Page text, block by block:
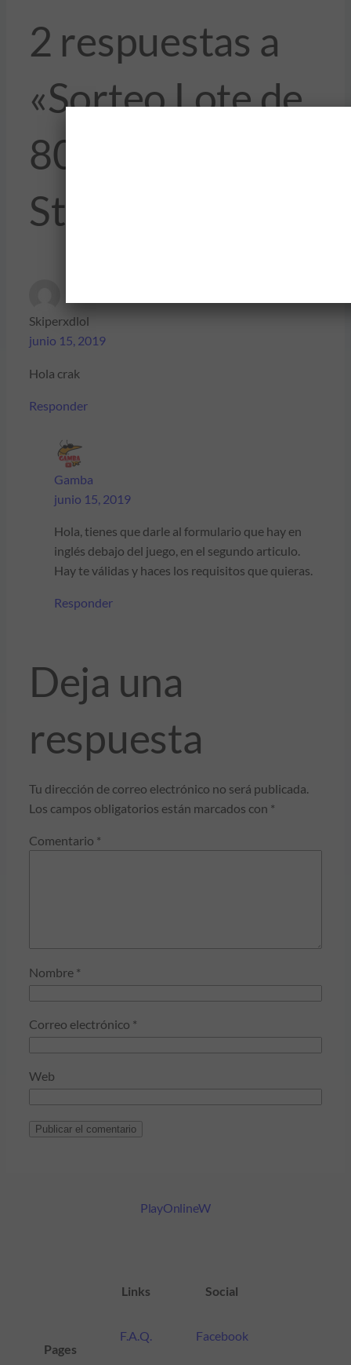
2 respuestas a
«Sorteo Lote de
80 Gemas Brawl
Stars»
Skiperxdlol
junio 15, 2019
Hola crak
Responder
Gamba
junio 15, 2019
Hola, tienes que darle al formulario que hay en
inglés debajo del juego, en el segundo articulo.
Hay te válidas y haces los requisitos que quieras.
Responder
Deja una
respuesta
Tu dirección de correo electrónico no será publicada.
Los campos obligatorios están marcados con *
Comentario *
Nombre *
Correo electrónico *
Web
PlayOnlineW
Pages
Links
F.A.Q.
Social
Facebook